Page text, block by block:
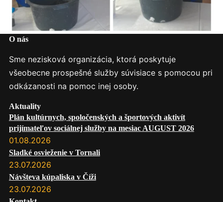
O nás
Sme nezisková organizácia, ktorá poskytuje
všeobecne prospešné služby súvisiace s pomocou pri
odkázanosti na pomoc inej osoby.
Aktuality
Plán kultúrnych, spoločenských a športových aktivít
prijímateľov sociálnej služby na mesiac AUGUST 2026
01.08.2026
Sladké osvieženie v Tornali
23.07.2026
Návšteva kúpaliska v Číži
23.07.2026